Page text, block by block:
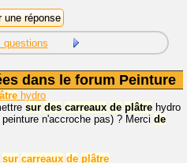
questions
dans le forum Peinture
hydro
sur des carreaux de plâtre hydro
n'accroche pas) ? Merci de
sur carreaux de plâtre